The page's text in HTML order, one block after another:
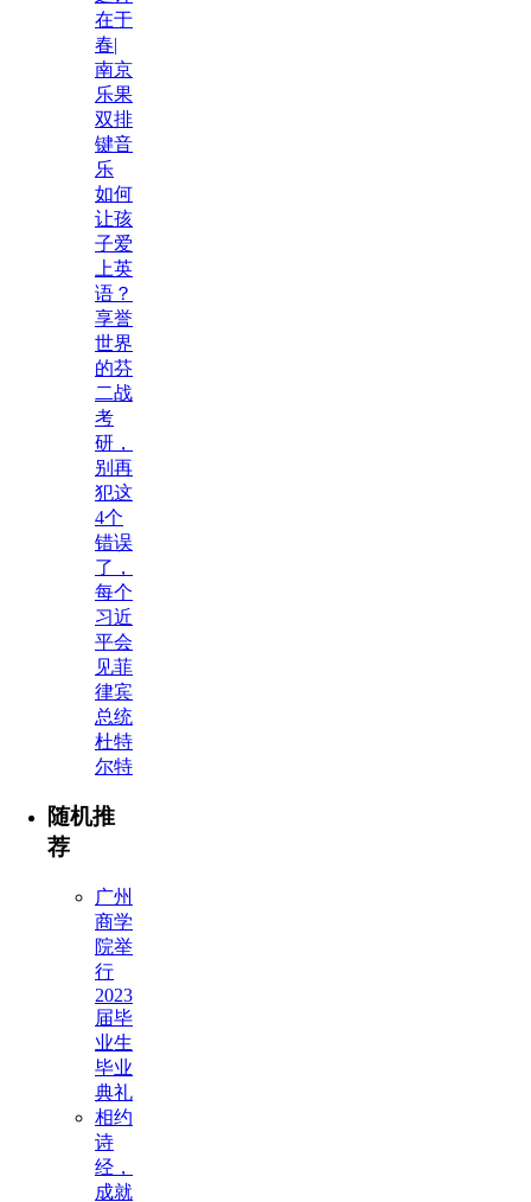
在于
春|
南京
乐果
双排
键音
乐
如何
让孩
子爱
上英
语？
享誉
世界
的芬
二战
考
研，
别再
犯这
4个
错误
了，
每个
习近
平会
见菲
律宾
总统
杜特
尔特
随机推
荐
广州
商学
院举
行
2023
届毕
业生
毕业
典礼
相约
诗
经，
成就